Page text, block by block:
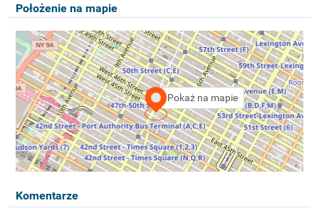
Położenie na mapie
Pokaż na mapie
Komentarze